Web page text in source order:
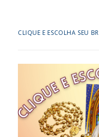
CLIQUE E ESCOLHA SEU